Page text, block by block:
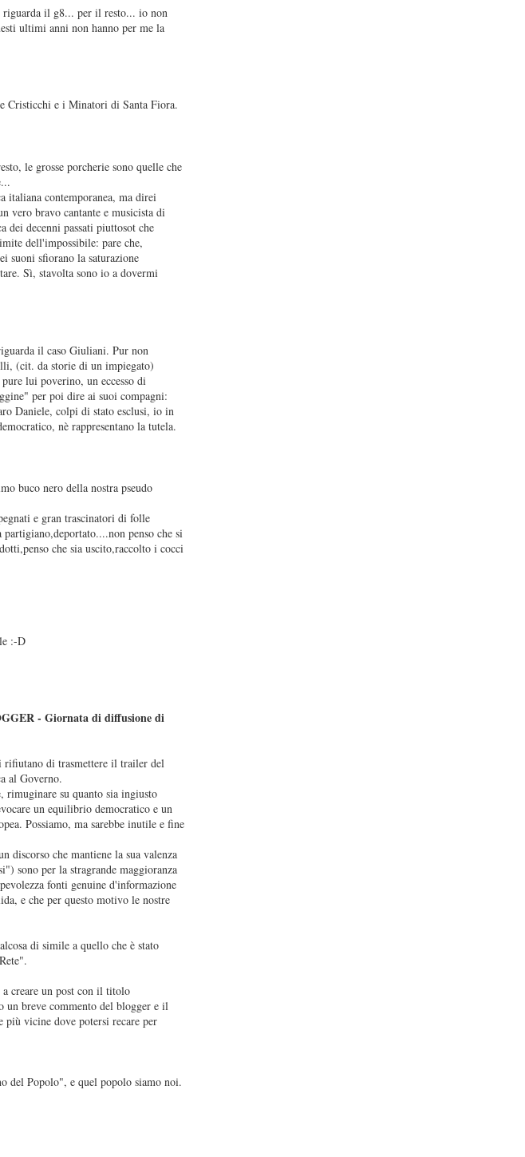
riguarda il g8... per il resto... io non
ultimi anni non hanno per me la
Cristicchi e i Minatori di Santa Fiora.
le grosse porcherie sono quelle che
italiana contemporanea, ma direi
vero bravo cantante e musicista di
dei decenni passati piuttosot che
dell'impossibile: pare che,
suoni sfiorano la saturazione
Sì, stavolta sono io a dovermi
il caso Giuliani. Pur non
(cit. da storie di un impiegato)
lui poverino, un eccesso di
per poi dire ai suoi compagni:
Daniele, colpi di stato esclusi, io in
nè rappresentano la tutela.
buco nero della nostra pseudo
e gran trascinatori di folle
penso che si
che sia uscito,raccolto i cocci
:-D
- Giornata di diffusione di
rifiutano di trasmettere il trailer del
al Governo.
rimuginare su quanto sia ingiusto
un equilibrio democratico e un
Possiamo, ma sarebbe inutile e fine
discorso che mantiene la sua valenza
sono per la stragrande maggioranza
fonti genuine d'informazione
e che per questo motivo le nostre
di simile a quello che è stato
creare un post con il titolo
un breve commento del blogger e il
vicine dove potersi recare per
del Popolo", e quel popolo siamo noi.